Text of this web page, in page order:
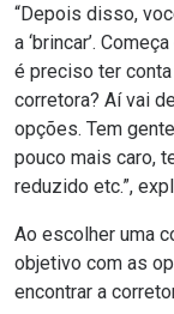
“Depois disso,
a ‘brincar’.
é preciso ter
corretora? Aí vai d
opções. Tem
pouco mais caro,
reduzido etc.”,
Ao escolher uma
objetivo com as
encontrar a